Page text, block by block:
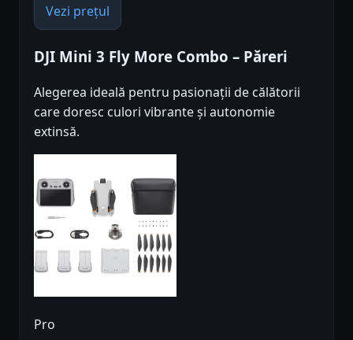
Vezi prețul
DJI Mini 3 Fly More Combo – Păreri
Alegerea ideală pentru pasionații de călătorii
care doresc culori vibrante și autonomie
extinsă.
Pro